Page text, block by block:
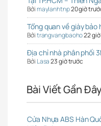
Bởimaylanhtnp20 giờ
Tổng quan về giày bảo
Bởitrangvangbaoho22
Địa chỉ nhà phân phối
Bởi Lasa23 giờ trước
Bài Viết Gần
Cửa Nhựa ABS Hàn